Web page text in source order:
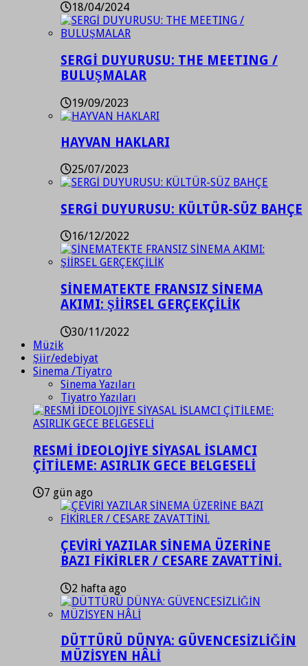
18/04/2024
SERGİ DUYURUSU: THE MEETING /
BULUŞMALAR
19/09/2023
HAYVAN HAKLARI
25/07/2023
SERGİ DUYURUSU: KÜLTÜR-SÜZ BAHÇE
16/12/2022
SİNEMATEKTE FRANSIZ SİNEMA
AKIMI: ŞİİRSEL GERÇEKÇİLİK
30/11/2022
Müzik
Şiir/edebiyat
Sinema /Tiyatro
Sinema Yazıları
Tiyatro Yazıları
RESMİ İDEOLOJİYE SİYASAL İSLAMCI
ÇİTİLEME: ASIRLIK GECE BELGESELİ
7 gün ago
ÇEVİRİ YAZILAR SİNEMA ÜZERİNE
BAZI FİKİRLER / CESARE ZAVATTİNİ.
2 hafta ago
DÜTTÜRÜ DÜNYA: GÜVENCESİZLİĞİN
MÜZİSYEN HÂLİ